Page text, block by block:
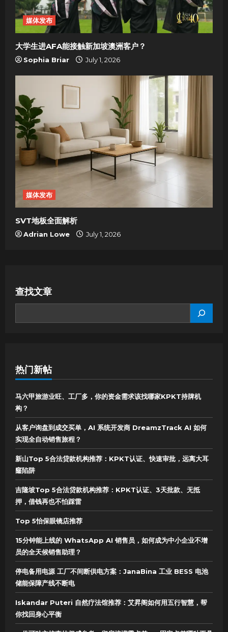
媒体发布
大学生进AFA能接触新加坡澳洲客户？
Sophia Briar July 1, 2026
媒体发布
SVT地板全面解析
Adrian Lowe July 1, 2026
查找文章
热门新帖
马六甲旅游业旺、工厂多，你的资金需求该找哪家KPKT持牌机
构？
从客户询盘到成交买单，AI 系统开发商 DreamzTrack AI 如何
实现全自动销售旅程？
新山Top 5合法贷款机构推荐：KPKT认证、快速审批，远离大耳
窿陷阱
吉隆坡Top 5合法贷款机构推荐：KPKT认证、3天批款、无抵
押，借钱再也不怕踩雷
Top 5怡保眼镜店推荐
15分钟能上线的 WhatsApp AI 销售员，如何成为中小企业不增
员的全天候销售助理？
停电备用电源 工厂不间断供电方案：JanaBina 工业 BESS 电池
储能保障产线不断电
Iskandar Puteri 自然疗法馆推荐：艾昇阁如何用五行智慧，帮
你找回身心平衡